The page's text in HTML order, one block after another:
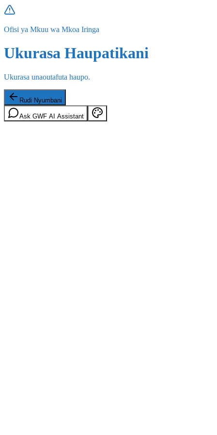
Ofisi ya Mkuu wa Mkoa Iringa
Ukurasa Haupatikani
Ukurasa unaoutafuta haupo.
Rudi Nyumbani
Ask GWF AI Assistant